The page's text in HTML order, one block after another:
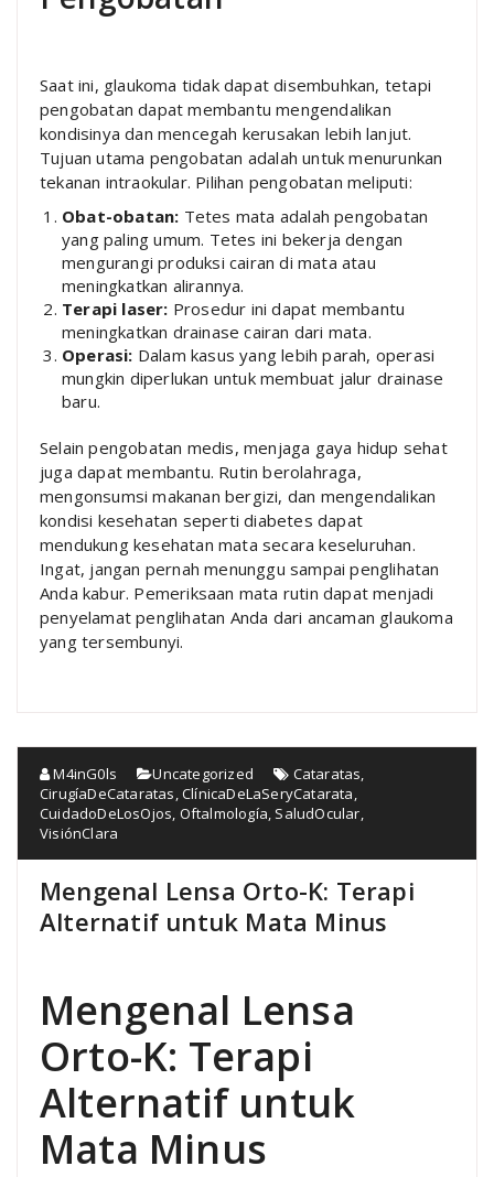
Saat ini, glaukoma tidak dapat disembuhkan, tetapi
pengobatan dapat membantu mengendalikan
kondisinya dan mencegah kerusakan lebih lanjut.
Tujuan utama pengobatan adalah untuk menurunkan
tekanan intraokular. Pilihan pengobatan meliputi:
Obat-obatan: Tetes mata adalah pengobatan
yang paling umum. Tetes ini bekerja dengan
mengurangi produksi cairan di mata atau
meningkatkan alirannya.
Terapi laser: Prosedur ini dapat membantu
meningkatkan drainase cairan dari mata.
Operasi: Dalam kasus yang lebih parah, operasi
mungkin diperlukan untuk membuat jalur drainase
baru.
Selain pengobatan medis, menjaga gaya hidup sehat
juga dapat membantu. Rutin berolahraga,
mengonsumsi makanan bergizi, dan mengendalikan
kondisi kesehatan seperti diabetes dapat
mendukung kesehatan mata secara keseluruhan.
Ingat, jangan pernah menunggu sampai penglihatan
Anda kabur. Pemeriksaan mata rutin dapat menjadi
penyelamat penglihatan Anda dari ancaman glaukoma
yang tersembunyi.
M4inG0ls Uncategorized Cataratas
CirugíaDeCataratas ,ClínicaDeLaSeryCatarata
CuidadoDeLosOjos Oftalmología SaludOcular
VisiónClara
Mengenal Lensa Orto-K: Terapi
Alternatif untuk Mata Minus
Mengenal Lensa
Orto-K: Terapi
Alternatif untuk
Mata Minus